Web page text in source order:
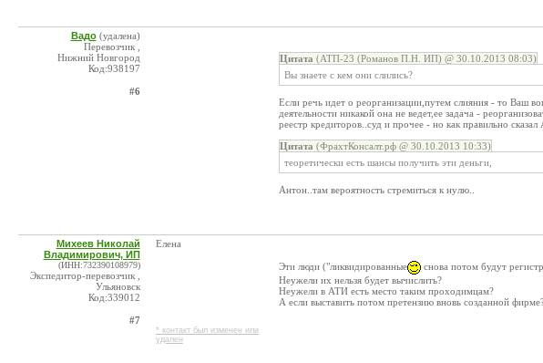
Вадо (удалена)
Перевозчик ,
Нижний Новгород
Код:938197
#6
Цитата (АТП-23 (Романов П.Н. ИП) @ 30.10.2013 08:03)
Вы знаете с кем они слились?
Если речь идет о реорганизации,путем слияния - то Ваш
деятельности никакой она не ведет,ее задача -
реестр кредиторов..суд и прочее - но как правильно
Цитата (ФрахтКонсалт.рф @ 30.10.2013 10:33)
теоретически есть шансы получить эти деньги,
Антон..там вероятность стремиться к нулю..
Михеев Николай
Владимирович, ИП
(ИНН:732390108979)
Экспедитор-перевозчик ,
Ульяновск
Код:339012
#7
Елена
* контакт был изменен или
удален
Эти люди ("ликвидированные
снова потом будут
Неужели их нельзя будет вычислить?
Неужели в АТИ есть место таким проходимцам?
А если выставить потом претензию вновь созданной